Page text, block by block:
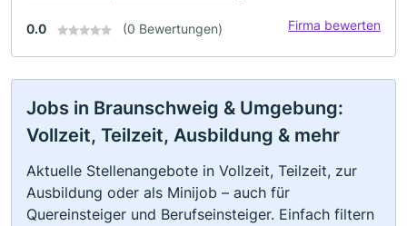
0.0 (0 Bewertungen) Firma bewerten
Jobs in Braunschweig & Umgebung:
Vollzeit, Teilzeit, Ausbildung & mehr
Aktuelle Stellenangebote in Vollzeit, Teilzeit, zur
Ausbildung oder als Minijob – auch für
Quereinsteiger und Berufseinsteiger. Einfach filtern